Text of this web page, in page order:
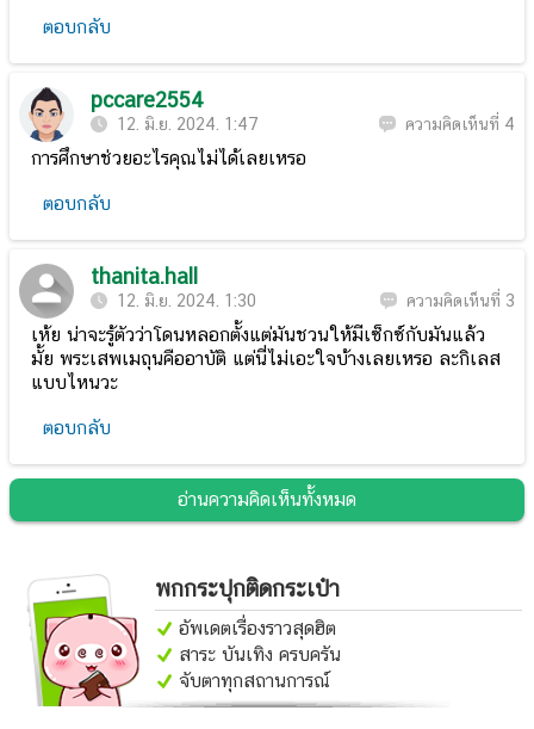
ตอบกลับ
pccare2554
12. มิ.ย. 2024. 1:47 ความคิดเห็นที่ 4
การศึกษาช่วยอะไรคุณไม่ได้เลยเหรอ
ตอบกลับ
thanita.hall
12. มิ.ย. 2024. 1:30 ความคิดเห็นที่ 3
เห้ย น่าจะรู้ตัวว่าโดนหลอกตั้งแต่มันชวนให้มีเซ็กซ์กับมันแล้ว
มั้ย พระเสพเมถุนคืออาบัติ แต่นี่ไม่เอะใจบ้างเลยเหรอ ละกิเลส
แบบไหนวะ
ตอบกลับ
อ่านความคิดเห็นทั้งหมด
พกกระปุกติดกระเป๋า
อัพเดตเรื่องราวสุดฮิต
สาระ บันเทิง ครบครัน
จับตาทุกสถานการณ์